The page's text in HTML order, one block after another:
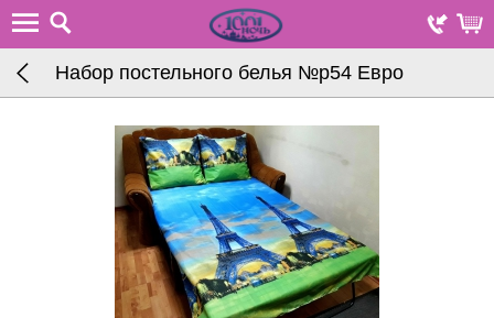
Набор постельного белья №p54 Евро